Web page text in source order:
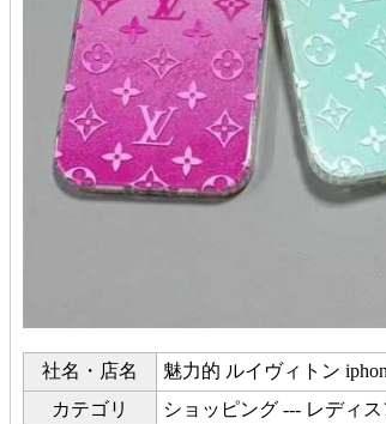
社名・店名
魅力的 ルイヴィトン
カテゴリ
ショッピング --- レディ